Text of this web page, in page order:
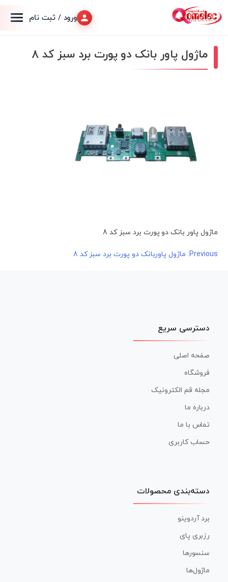
ورود / ثبت نام
ماژول پاور بانک دو پورت برد سبز کد 8
ماژول پاور بانک دو پورت برد سبز کد 8
راهبری
Previous: ماژول پاوربانک دو پورت برد سبز کد 8
دسترسی سریع
صفحه اصلی
فروشگاه
مجله قم الکترونیک
درباره ما
تماس با ما
حساب کاربری
دسته‌بندی محصولات
برد آردوینو
رزبری پای
سنسورها
ماژول‌ها